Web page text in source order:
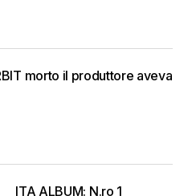
morto il produttore aveva
ITA ALBUM: N.ro 1